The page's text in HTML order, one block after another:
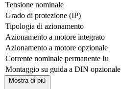
Tensione nominale
Grado di protezione (IP)
Tipologia di azionamento
Azionamento a motore integrato
Azionamento a motore opzionale
Corrente nominale permanente Iu
Montaggio su guida a DIN opzionale
Mostra di più